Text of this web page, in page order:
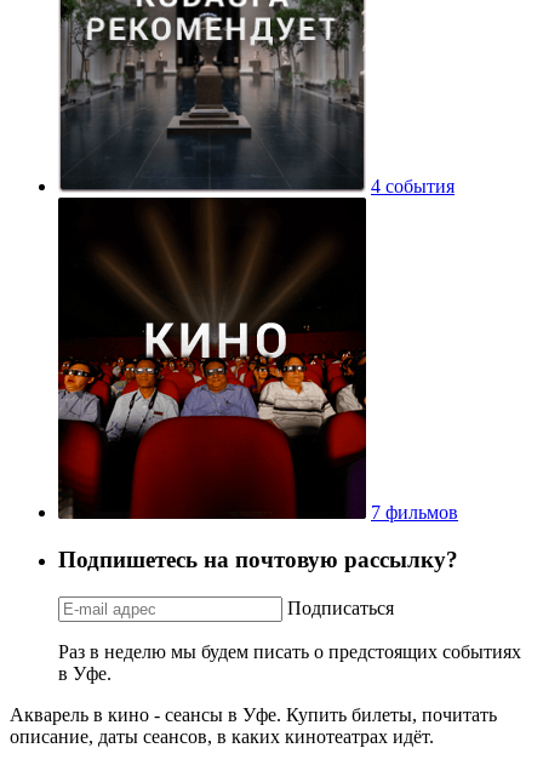
4 события
7 фильмов
Подпишетесь на почтовую рассылку?
Подписаться
Раз в неделю мы будем писать о предстоящих событиях
в Уфе.
Акварель в кино - сеансы в Уфе. Купить билеты, почитать
описание, даты сеансов, в каких кинотеатрах идёт.